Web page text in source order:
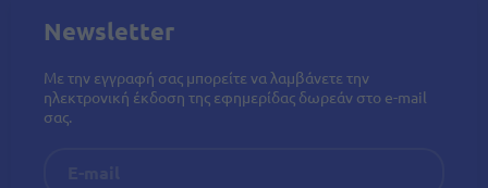
Newsletter
Με την εγγραφή σας μπορείτε να λαμβάνετε την
ηλεκτρονική έκδοση της εφημερίδας δωρεάν στο e-mail
σας.